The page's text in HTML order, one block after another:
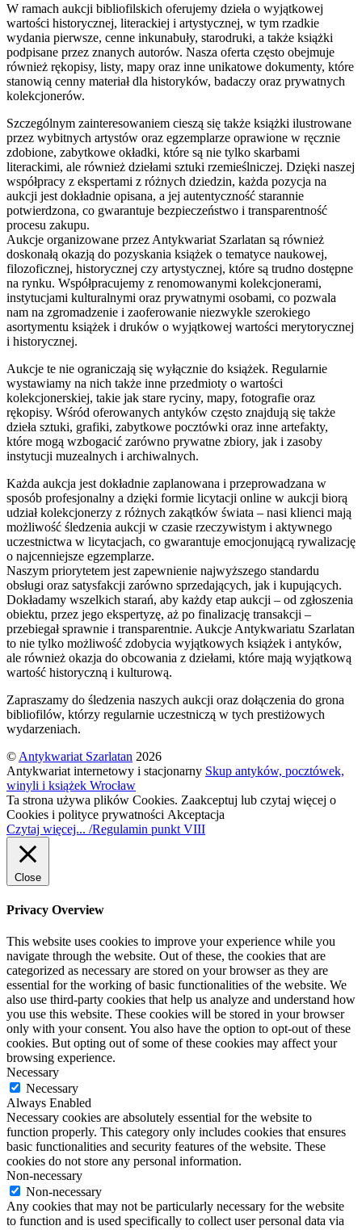
W ramach aukcji bibliofilskich oferujemy dzieła o wyjątkowej
wartości historycznej, literackiej i artystycznej, w tym rzadkie
wydania pierwsze, cenne inkunabuły, starodruki, a także książki
podpisane przez znanych autorów. Nasza oferta często obejmuje
również rękopisy, listy, mapy oraz inne unikatowe dokumenty, które
stanowią cenny materiał dla historyków, badaczy oraz prywatnych
kolekcjonerów.
Szczególnym zainteresowaniem cieszą się także książki ilustrowane
przez wybitnych artystów oraz egzemplarze oprawione w ręcznie
zdobione, zabytkowe okładki, które są nie tylko skarbami
literackimi, ale również dziełami sztuki rzemieślniczej. Dzięki naszej
współpracy z ekspertami z różnych dziedzin, każda pozycja na
aukcji jest dokładnie opisana, a jej autentyczność starannie
potwierdzona, co gwarantuje bezpieczeństwo i transparentność
procesu zakupu.
Aukcje organizowane przez Antykwariat Szarlatan są również
doskonałą okazją do pozyskania książek o tematyce naukowej,
filozoficznej, historycznej czy artystycznej, które są trudno dostępne
na rynku. Współpracujemy z renomowanymi kolekcjonerami,
instytucjami kulturalnymi oraz prywatnymi osobami, co pozwala
nam na zgromadzenie i zaoferowanie niezwykle szerokiego
asortymentu książek i druków o wyjątkowej wartości merytorycznej
i historycznej.
Aukcje te nie ograniczają się wyłącznie do książek. Regularnie
wystawiamy na nich także inne przedmioty o wartości
kolekcjonerskiej, takie jak stare ryciny, mapy, fotografie oraz
rękopisy. Wśród oferowanych antyków często znajdują się także
dzieła sztuki, grafiki, zabytkowe pocztówki oraz inne artefakty,
które mogą wzbogacić zarówno prywatne zbiory, jak i zasoby
instytucji muzealnych i archiwalnych.
Każda aukcja jest dokładnie zaplanowana i przeprowadzana w
sposób profesjonalny a dzięki formie licytacji online w aukcji biorą
udział kolekcjonerzy z różnych zakątków świata – nasi klienci mają
możliwość śledzenia aukcji w czasie rzeczywistym i aktywnego
uczestnictwa w licytacjach, co gwarantuje emocjonującą rywalizację
o najcenniejsze egzemplarze.
Naszym priorytetem jest zapewnienie najwyższego standardu
obsługi oraz satysfakcji zarówno sprzedających, jak i kupujących.
Dokładamy wszelkich starań, aby każdy etap aukcji – od zgłoszenia
obiektu, przez jego ekspertyzę, aż po finalizację transakcji –
przebiegał sprawnie i transparentnie. Aukcje Antykwariatu Szarlatan
to nie tylko możliwość zdobycia wyjątkowych książek i antyków,
ale również okazja do obcowania z dziełami, które mają wyjątkową
wartość historyczną i kulturową.
Zapraszamy do śledzenia naszych aukcji oraz dołączenia do grona
bibliofilów, którzy regularnie uczestniczą w tych prestiżowych
wydarzeniach.
© Antykwariat Szarlatan 2026
Antykwariat internetowy i stacjonarny Skup antyków, pocztówek,
winyli i książek Wrocław
Ta strona używa plików Cookies. Zaakceptuj lub czytaj więcej o
Cookies i polityce prywatności Akceptacja
Czytaj więcej... /Regulamin punkt VIII
Close
Privacy Overview
This website uses cookies to improve your experience while you
navigate through the website. Out of these, the cookies that are
categorized as necessary are stored on your browser as they are
essential for the working of basic functionalities of the website. We
also use third-party cookies that help us analyze and understand how
you use this website. These cookies will be stored in your browser
only with your consent. You also have the option to opt-out of these
cookies. But opting out of some of these cookies may affect your
browsing experience.
Necessary
Necessary
Always Enabled
Necessary cookies are absolutely essential for the website to
function properly. This category only includes cookies that ensures
basic functionalities and security features of the website. These
cookies do not store any personal information.
Non-necessary
Non-necessary
Any cookies that may not be particularly necessary for the website
to function and is used specifically to collect user personal data via